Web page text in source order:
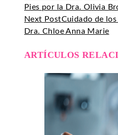
Pies por la Dra. Olivia
Next PostCuidado de
Dra. Chloe Anna Marie
ARTÍCULOS